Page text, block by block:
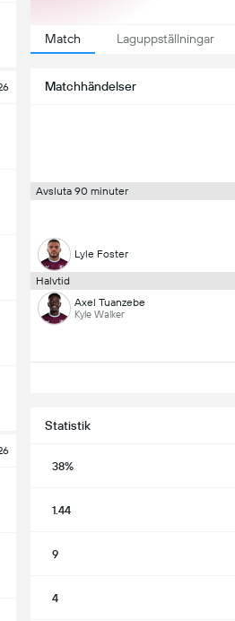
Match Laguppställningar
Matchhändelser
Avsluta 90 minuter
Lyle Foster
Halvtid
Axel Tuanzebe
Kyle Walker
Statistik
38%
1.44
9
4